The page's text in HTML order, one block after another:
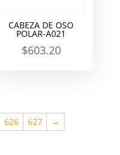
CABEZA DE OSO
POLAR-A021
$603.20
626 627 →